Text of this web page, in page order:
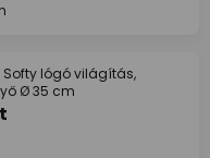
Softy lógó világítás,
Ø 35 cm